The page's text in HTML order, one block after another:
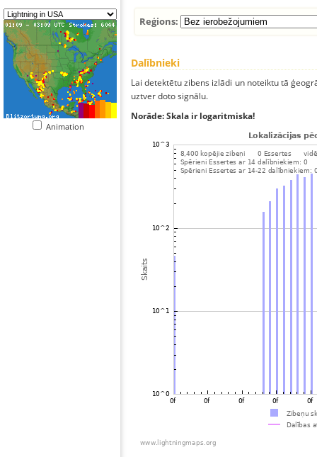
Animation
Reģions:
Dalībnieki
Lai detektētu zibens izlādi un noteiktu tā
uztver doto signālu.
Norāde: Skala ir logaritmiska!